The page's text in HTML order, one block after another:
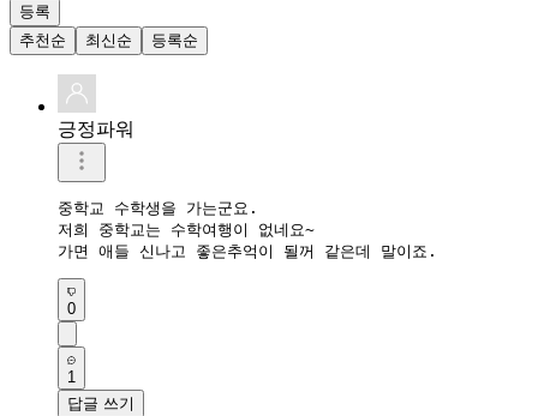
등록
추천순
최신순 등록순
긍정파워
중학교 수학생을 가는군요.
저희 중학교는 수학여행이 없네요~
가면 애들 신나고 좋은추억이 될꺼 같은데 말이죠.
0
1
답글 쓰기